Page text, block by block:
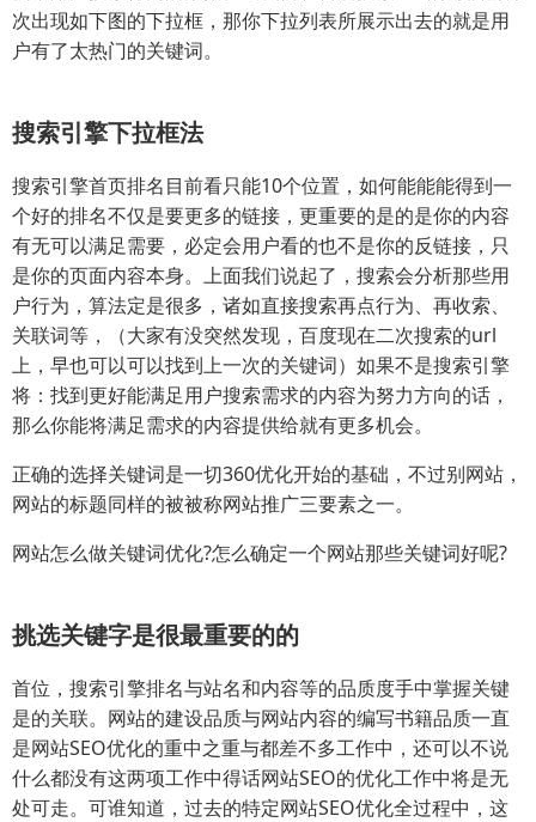
次出现如下图的下拉框，那你下拉列表所展示出去的就是用
户有了太热门的关键词。
搜索引擎下拉框法
搜索引擎首页排名目前看只能10个位置，如何能能能得到一
个好的排名不仅是要更多的链接，更重要的是的是你的内容
有无可以满足需要，必定会用户看的也不是你的反链接，只
是你的页面内容本身。上面我们说起了，搜索会分析那些用
户行为，算法定是很多，诸如直接搜索再点行为、再收索、
关联词等，（大家有没突然发现，百度现在二次搜索的url
上，早也可以可以找到上一次的关键词）如果不是搜索引擎
将：找到更好能满足用户搜索需求的内容为努力方向的话，
那么你能将满足需求的内容提供给就有更多机会。
正确的选择关键词是一切360优化开始的基础，不过别网站，
网站的标题同样的被被称网站推广三要素之一。
网站怎么做关键词优化?怎么确定一个网站那些关键词好呢?
挑选关键字是很最重要的的
首位，搜索引擎排名与站名和内容等的品质度手中掌握关键
是的关联。网站的建设品质与网站内容的编写书籍品质一直
是网站SEO优化的重中之重与都差不多工作中，还可以不说
什么都没有这两项工作中得话网站SEO的优化工作中将是无
处可走。可谁知道，过去的特定网站SEO优化全过程中，这